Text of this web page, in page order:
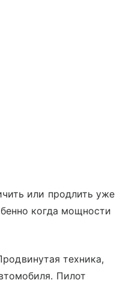
или продлить уже
когда мощности
техника,
Пилот